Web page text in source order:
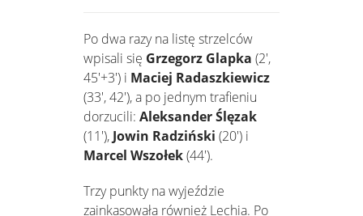
Po dwa razy na listę strzelców
wpisali się Grzegorz Glapka (2',
45'+3') i Maciej Radaszkiewicz
(33', 42'), a po jednym trafieniu
dorzucili: Aleksander Ślęzak
(11'), Jowin Radziński (20') i
Marcel Wszołek(44').
Trzy punkty na wyjeździe
zainkasowała również Lechia. Po